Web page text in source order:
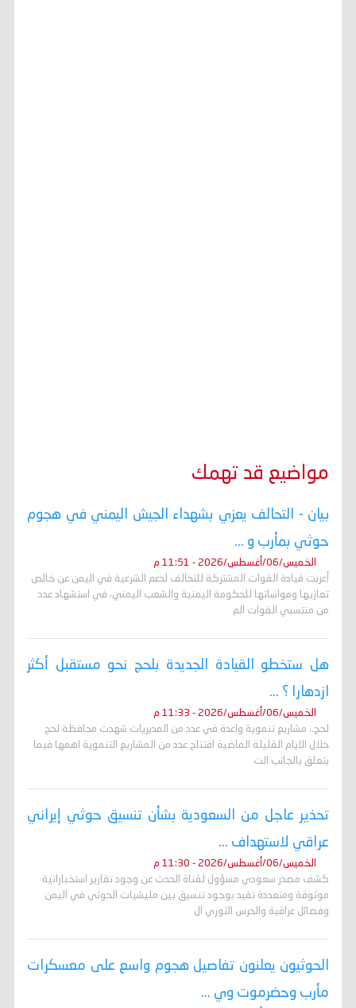
مواضيع قد تهمك
بيان - التحالف يعزي بشهداء الجيش اليمني في هجوم
حوثي بمأرب و ...
الخميس/06/أغسطس/2026 - 11:51 م
أعربت قيادة القوات المشتركة للتحالف لدعم الشرعية في اليمن عن خالص
تعازيها ومواساتها للحكومة اليمنية والشعب اليمني، في استشهاد عدد
من منتسبي القوات الم
هل ستخطو القيادة الجديدة بلحج نحو مستقبل أكثر
ازدهارا ؟ ...
الخميس/06/أغسطس/2026 - 11:33 م
لحج.. مشاريع تنموية واعدة في عدد من المديريات شهدت محافظة لحج
خلال الايام القليلة الماضية افتتاح عدد من المشاريع التنموية اهمها فيما
يتعلق بالجانب الت
تحذير عاجل من السعودية بشأن تنسيق حوثي إيراني
عراقي لاستهداف ...
الخميس/06/أغسطس/2026 - 11:30 م
كشف مصدر سعودي مسؤول لقناة الحدث عن وجود تقارير استخباراتية
موثوقة ومتعددة تفيد بوجود تنسيق بين مليشيات الحوثي في اليمن
وفصائل عراقية والحرس الثوري ال
الحوثيون يعلنون تفاصيل هجوم واسع على معسكرات
مأرب وحضرموت وي ...